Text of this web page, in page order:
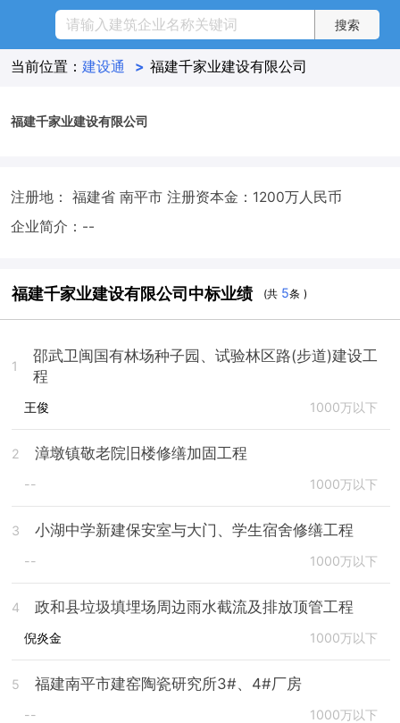
当前位置： 建设通 > 福建千家业建设有限公司
福建千家业建设有限公司
注册地： 福建省 南平市 注册资本金：1200万人民币
企业简介：--
福建千家业建设有限公司中标业绩 (共 5条 )
1
邵武卫闽国有林场种子园、试验林区路(步道)建设工
程
王俊 1000万以下
2 漳墩镇敬老院旧楼修缮加固工程
-- 1000万以下
3 小湖中学新建保安室与大门、学生宿舍修缮工程
-- 1000万以下
4 政和县垃圾填埋场周边雨水截流及排放顶管工程
倪炎金 1000万以下
5 福建南平市建窑陶瓷研究所3#、4#厂房
-- 1000万以下